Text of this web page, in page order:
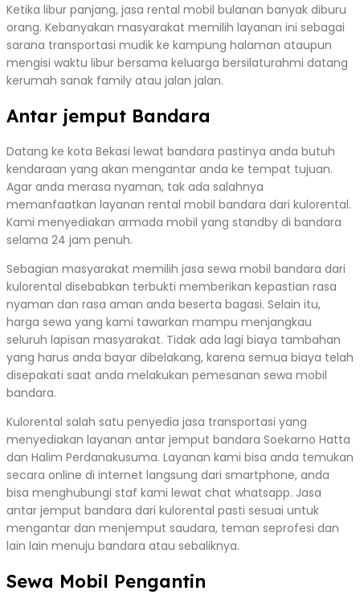
Ketika libur panjang, jasa rental mobil bulanan banyak diburu
orang. Kebanyakan masyarakat memilih layanan ini sebagai
sarana transportasi mudik ke kampung halaman ataupun
mengisi waktu libur bersama keluarga bersilaturahmi datang
kerumah sanak family atau jalan jalan.
Antar jemput Bandara
Datang ke kota Bekasi lewat bandara pastinya anda butuh
kendaraan yang akan mengantar anda ke tempat tujuan.
Agar anda merasa nyaman, tak ada salahnya
memanfaatkan layanan rental mobil bandara dari kulorental.
Kami menyediakan armada mobil yang standby di bandara
selama 24 jam penuh.
Sebagian masyarakat memilih jasa sewa mobil bandara dari
kulorental disebabkan terbukti memberikan kepastian rasa
nyaman dan rasa aman anda beserta bagasi. Selain itu,
harga sewa yang kami tawarkan mampu menjangkau
seluruh lapisan masyarakat. Tidak ada lagi biaya tambahan
yang harus anda bayar dibelakang, karena semua biaya telah
disepakati saat anda melakukan pemesanan sewa mobil
bandara.
Kulorental salah satu penyedia jasa transportasi yang
menyediakan layanan antar jemput bandara Soekarno Hatta
dan Halim Perdanakusuma. Layanan kami bisa anda temukan
secara online di internet langsung dari smartphone, anda
bisa menghubungi staf kami lewat chat whatsapp. Jasa
antar jemput bandara dari kulorental pasti sesuai untuk
mengantar dan menjemput saudara, teman seprofesi dan
lain lain menuju bandara atau sebaliknya.
Sewa Mobil Pengantin